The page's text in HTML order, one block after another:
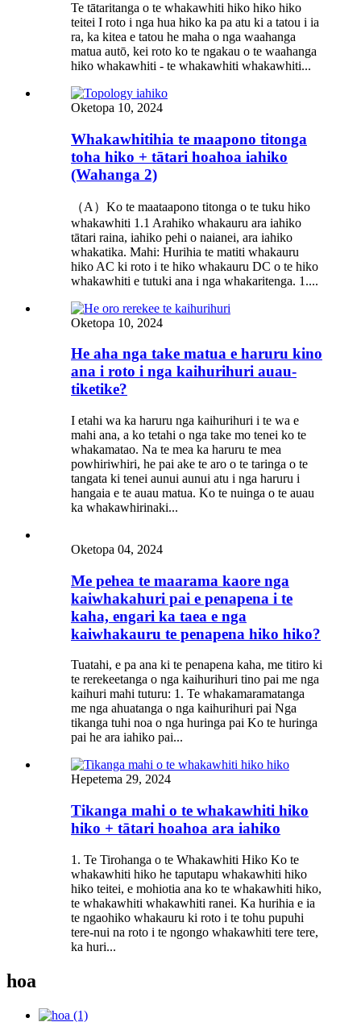
Te tātaritanga o te whakawhiti hiko hiko hiko
teitei I roto i nga hua hiko ka pa atu ki a tatou i ia
ra, ka kitea e tatou he maha o nga waahanga
matua autō, kei roto ko te ngakau o te waahanga
hiko whakawhiti - te whakawhiti whakawhiti...
Oketopa 10, 2024
Whakawhitihia te maapono titonga
toha hiko + tātari hoahoa iahiko
(Wahanga 2)
（A）Ko te maataapono titonga o te tuku hiko
whakawhiti 1.1 Arahiko whakauru ara iahiko
tātari raina, iahiko pehi o naianei, ara iahiko
whakatika. Mahi: Hurihia te matiti whakauru
hiko AC ki roto i te hiko whakauru DC o te hiko
whakawhiti e tutuki ana i nga whakaritenga. 1....
Oketopa 10, 2024
He aha nga take matua e haruru kino
ana i roto i nga kaihurihuri auau-
tiketike?
I etahi wa ka haruru nga kaihurihuri i te wa e
mahi ana, a ko tetahi o nga take mo tenei ko te
whakamatao. Na te mea ka haruru te mea
powhiriwhiri, he pai ake te aro o te taringa o te
tangata ki tenei aunui aunui atu i nga haruru i
hangaia e te auau matua. Ko te nuinga o te auau
ka whakawhirinaki...
Oketopa 04, 2024
Me pehea te maarama kaore nga
kaiwhakahuri pai e penapena i te
kaha, engari ka taea e nga
kaiwhakauru te penapena hiko hiko?
Tuatahi, e pa ana ki te penapena kaha, me titiro ki
te rerekeetanga o nga kaihurihuri tino pai me nga
kaihuri mahi tuturu: 1. Te whakamaramatanga
me nga ahuatanga o nga kaihurihuri pai Nga
tikanga tuhi noa o nga huringa pai Ko te huringa
pai he ara iahiko pai...
Hepetema 29, 2024
Tikanga mahi o te whakawhiti hiko
hiko + tātari hoahoa ara iahiko
1. Te Tirohanga o te Whakawhiti Hiko Ko te
whakawhiti hiko he taputapu whakawhiti hiko
hiko teitei, e mohiotia ana ko te whakawhiti hiko,
te whakawhiti whakawhiti ranei. Ka hurihia e ia
te ngaohiko whakauru ki roto i te tohu pupuhi
tere-nui na roto i te ngongo whakawhiti tere tere,
ka huri...
hoa